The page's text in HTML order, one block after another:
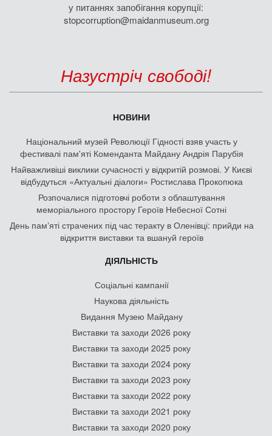
у питаннях запобігання корупції:
stopcorruption@maidanmuseum.org
Назустріч свободі!
НОВИНИ
Національний музей Революції Гідності взяв участь у
фестивалі пам'яті Коменданта Майдану Андрія Парубія
Найважливіші виклики сучасності у відкритій розмові. У Києві
відбудуться «Актуальні діалоги» Ростислава Прокопюка
Розпочалися підготовчі роботи з облаштування
меморіального простору Героїв Небесної Сотні
День памʼяті страчених під час теракту в Оленівці: прийди на
відкриття виставки та вшануй героїв
ДІЯЛЬНІСТЬ
Соціальні кампанії
Наукова діяльність
Видання Музею Майдану
Виставки та заходи 2026 року
Виставки та заходи 2025 року
Виставки та заходи 2024 року
Виставки та заходи 2023 року
Виставки та заходи 2022 року
Виставки та заходи 2021 року
Виставки та заходи 2020 року